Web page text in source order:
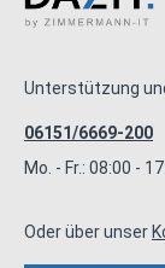
Unterstützung
06151/6669-200
Mo. - Fr.: 08:00 -
Oder über unser